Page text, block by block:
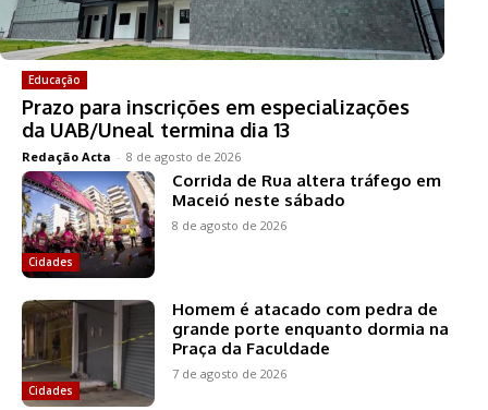
Educação
Prazo para inscrições em especializações
da UAB/Uneal termina dia 13
Redação Acta - 8 de agosto de 2026
Cidades
Corrida de Rua altera tráfego em
Maceió neste sábado
8 de agosto de 2026
Cidades
Homem é atacado com pedra de
grande porte enquanto dormia na
Praça da Faculdade
7 de agosto de 2026